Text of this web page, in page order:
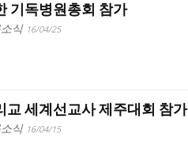
기독병원총회 참가
식 16/04/25
교 세계선교사 제주대회 참가
식 16/04/15